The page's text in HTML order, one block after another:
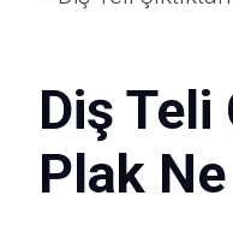
Diş Teli
Plak